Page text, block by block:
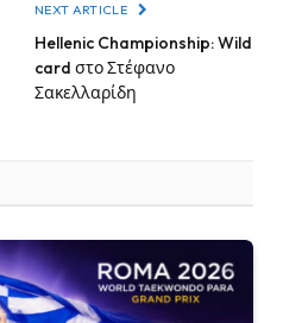
NEXT ARTICLE
Hellenic Championship: Wild
card στο Στέφανο
Σακελλαρίδη